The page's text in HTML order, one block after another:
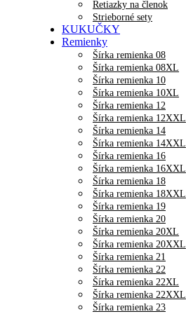
Retiazky na členok
Strieborné sety
KUKUČKY
Remienky
Šírka remienka 08
Šírka remienka 08XL
Šírka remienka 10
Šírka remienka 10XL
Šírka remienka 12
Šírka remienka 12XXL
Šírka remienka 14
Šírka remienka 14XXL
Šírka remienka 16
Šírka remienka 16XXL
Šírka remienka 18
Šírka remienka 18XXL
Šírka remienka 19
Šírka remienka 20
Šírka remienka 20XL
Šírka remienka 20XXL
Šírka remienka 21
Šírka remienka 22
Šírka remienka 22XL
Šírka remienka 22XXL
Šírka remienka 23